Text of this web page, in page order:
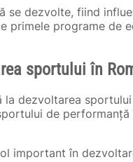
se dezvolte, fiind
primele programe de
sportului în
dezvoltarea sportului
de performanță
important în